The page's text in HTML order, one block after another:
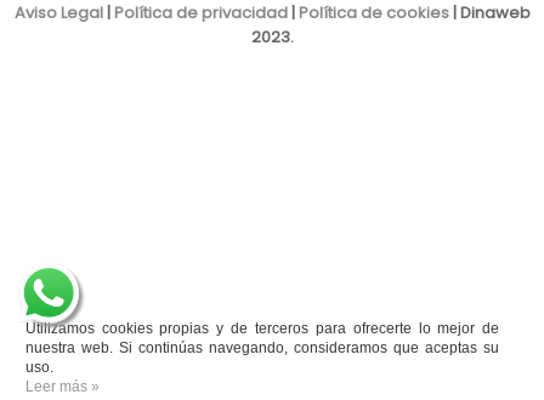
Aviso Legal| Política de privacidad| Política de cookies| Dinaweb
2023.
Utilizamos cookies propias y de terceros para ofrecerte lo mejor de
nuestra web. Si continúas navegando, consideramos que aceptas su
uso.
Leer más »